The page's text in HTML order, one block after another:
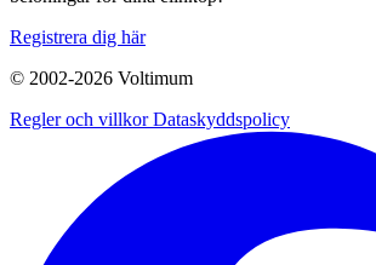
Registrera dig här
© 2002-2026 Voltimum
Regler och villkorDataskyddspolicy